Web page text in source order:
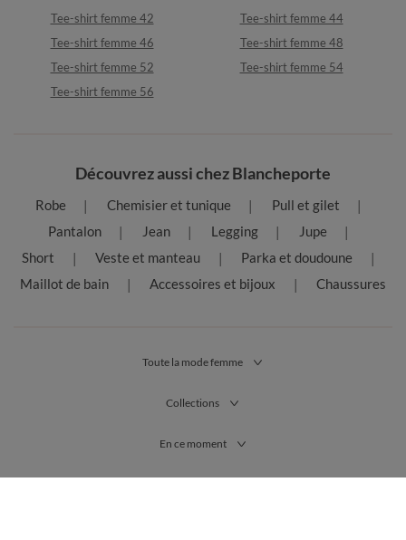
Tee-shirt femme 42
Tee-shirt femme 44
Tee-shirt femme 46
Tee-shirt femme 48
Tee-shirt femme 52
Tee-shirt femme 54
Tee-shirt femme 56
Découvrez aussi chez Blancheporte
Robe Chemisier et tunique
Pull et gilet
Pantalon
Jean Legging
Jupe
Short
Veste et manteau
Parka et doudoune
Maillot de bain
Accessoires et bijoux Chaussures
Toute la mode femme
Collections
En ce moment